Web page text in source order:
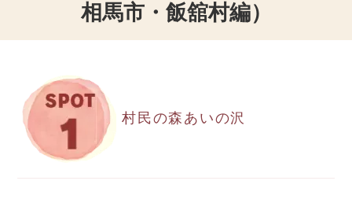
相馬市・飯舘村編）
村民の森あいの沢